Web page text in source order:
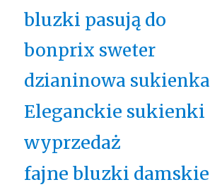
bluzki pasują do
bonprix sweter
dzianinowa sukienka
Eleganckie sukienki
wyprzedaż
fajne bluzki damskie